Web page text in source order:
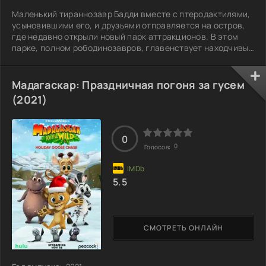
Маленький тираннозавр Бадди вместе с птеродактилями,
усыновившими его, и друзьями отправляется на остров,
где недавно открыли новый парк аттракционов. В этом
парке, полном рободинозавров, главенствует находчивый
пара, которую вырабатывает местный вулкан, но после
землетрясения давление пара резко возрастает, и роботы
начинают вести себя неконтролируемо. Теперь Бадди,
Шайни, Тайни и Дона должны пробраться через опасный
Мадагаскар: Праздничная погоня за гусем
(2021)
СМОТРЕТЬ ОНЛАЙН
0
Голосов: 0
5.5